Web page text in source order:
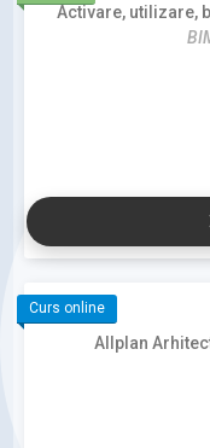
Activare, utilizare,
Curs online
Allplan